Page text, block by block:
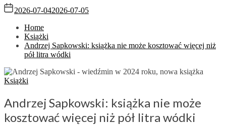
2026-07-042026-07-05
Home
Książki
Andrzej Sapkowski: książka nie może kosztować więcej niż
pół litra wódki
Książki
Andrzej Sapkowski: książka nie może
kosztować więcej niż pół litra wódki